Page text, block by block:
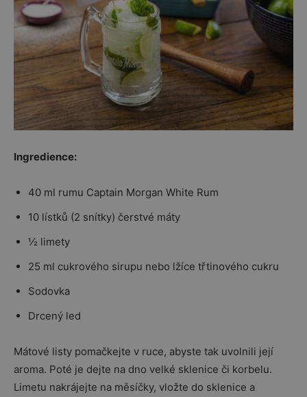
Ingredience:
40 ml rumu Captain Morgan White Rum
10 lístků (2 snítky) čerstvé máty
½ limety
25 ml cukrového sirupu nebo lžíce třtinového cukru
Sodovka
Drcený led
Mátové listy pomačkejte v ruce, abyste tak uvolnili její
aroma. Poté je dejte na dno velké sklenice či korbelu.
Limetu nakrájejte na měsíčky, vložte do sklenice a